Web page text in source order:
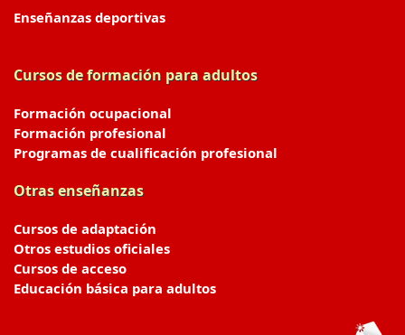
Enseñanzas deportivas
Cursos de formación para adultos
Formación ocupacional
Formación profesional
Programas de cualificación profesional
Otras enseñanzas
Cursos de adaptación
Otros estudios oficiales
Cursos de acceso
Educación básica para adultos